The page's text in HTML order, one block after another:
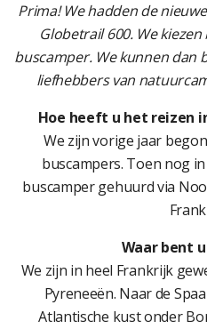
Prima! We hadden de
Globetrail 600. We
buscamper. We kunnen dan
liefhebbers van
Hoe heeft u het reizen
We zijn vorige jaar
buscampers. Toen nog
buscamper gehuurd via
Waar bent
We zijn in heel Frankrijk
Pyreneeën. Naar de
Atlantische kust onder